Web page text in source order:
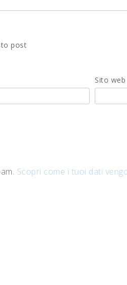
post
Sito web
Scopri come i tuoi dati